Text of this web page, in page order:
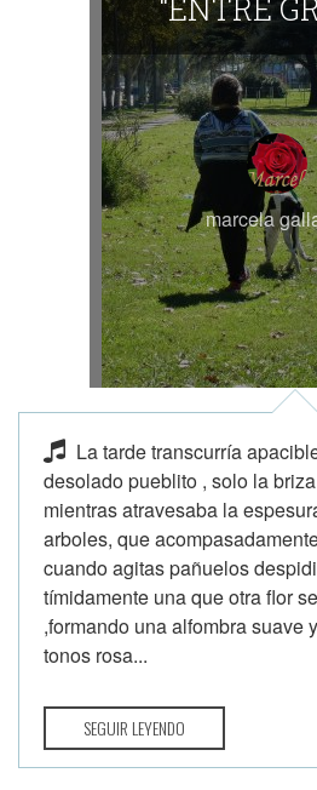
“ENTRE
marcela
La tarde transcurría
desolado pueblito , solo la
mientras atravesaba la
arboles, que
cuando agitas pañuelos
tímidamente una que otra flor
,formando una alfombra suave
tonos rosa...
SEGUIR LEYENDO